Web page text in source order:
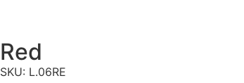
Red
SKU: L.06RE